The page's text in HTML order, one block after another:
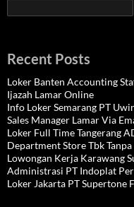
Recent Posts
Loker Banten Accounting
Ijazah Lamar Online
Info Loker Semarang PT
Sales Manager Lamar Via
Loker Full Time Tangerang
Department Store Tbk
Lowongan Kerja Karawang
Administrasi PT Indoplat
Loker Jakarta PT Supertone